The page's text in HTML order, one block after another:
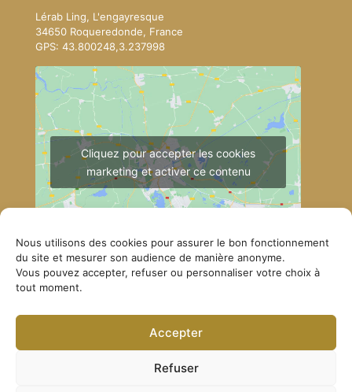
Nous utilisons des cookies pour assurer le bon fonctionnement
du site et mesurer son audience de manière anonyme.
Vous pouvez accepter, refuser ou personnaliser votre choix à
tout moment.
Accepter
Refuser
Lérab Ling, L'engayresque
34650 Roqueredonde, France
GPS: 43.800248,3.237998
Cliquez pour accepter les cookies
marketing et activer ce contenu
© Lerab Ling – Site officiel. Tous droits réservés ·
Politique de confidentialité·Mentions légales